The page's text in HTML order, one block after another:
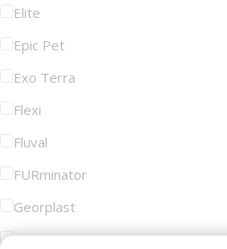
Elite
Epic Pet
Exo Terra
Flexi
Fluval
FURminator
Georplast
GimDog